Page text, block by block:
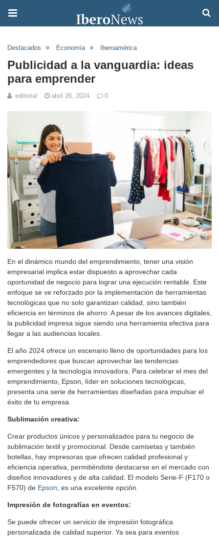
Destacados Economía Iberoamérica
Publicidad a la vanguardia: ideas
para emprender
editorial abril 26, 2024 0
En el dinámico mundo del emprendimiento, tener una visión
empresarial implica estar dispuesto a aprovechar cada
oportunidad de negocio para lograr una ejecución rentable. Este
enfoque se ve reforzado por la implementación de herramientas
tecnológicas que no solo garantizan calidad, sino también
eficiencia en términos de ahorro. A pesar de los avances digitales,
la publicidad impresa sigue siendo una herramienta efectiva para
llegar a las audiencias locales.
El año 2024 ofrece un escenario lleno de oportunidades para los
emprendedores que buscan aprovechar las tendencias
emergentes y la tecnología innovadora. Para celebrar el mes del
emprendimiento, Epson, líder en soluciones tecnológicas,
presenta una serie de herramientas diseñadas para impulsar el
éxito de tu empresa.
Sublimación creativa:
Crear productos únicos y personalizados para tu negocio de
sublimación textil y promocional. Desde camisetas y también
botellas, hay impresoras que ofrecen calidad profesional y
eficiencia operativa, permitiéndote destacarse en el mercado con
diseños innovadores y de alta calidad. El modelo Serie-F (F170 o
F570) de Epson , es una excelente opción.
Impresión de fotografías en eventos:
Se puede ofrecer un servicio de impresión fotográfica
personalizada de calidad superior. Ya sea para eventos